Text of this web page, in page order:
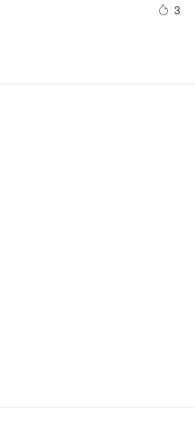
3
言中的?号表达式
(CVE-2017-8291